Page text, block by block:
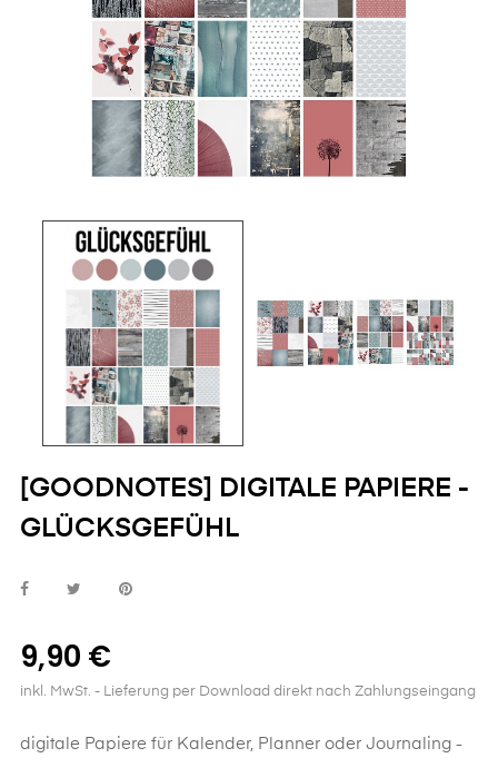
[GOODNOTES] DIGITALE PAPIERE -
GLÜCKSGEFÜHL
9,90 €
inkl. MwSt. - Lieferung per Download direkt nach Zahlungseingang
digitale Papiere für Kalender, Planner oder Journaling -